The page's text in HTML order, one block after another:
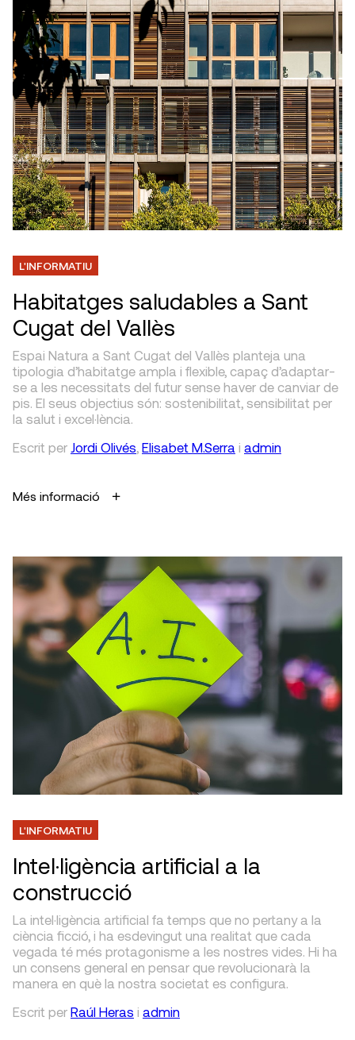
L'INFORMATIU
Habitatges saludables a Sant
Cugat del Vallès
Espai Natura a Sant Cugat del Vallès planteja una
tipologia d’habitatge ampla i flexible, capaç d’adaptar-
se a les necessitats del futur sense haver de canviar de
pis. El seus objectius són: sostenibilitat, sensibilitat per
la salut i excel·lència.
Escrit per Jordi Olivés, Elisabet M.Serra i admin
Més informació
L'INFORMATIU
Intel·ligència artificial a la
construcció
La intel·ligència artificial fa temps que no pertany a la
ciència ficció, i ha esdevingut una realitat que cada
vegada té més protagonisme a les nostres vides. Hi ha
un consens general en pensar que revolucionarà la
manera en què la nostra societat es configura.
Escrit per Raúl Heras i admin